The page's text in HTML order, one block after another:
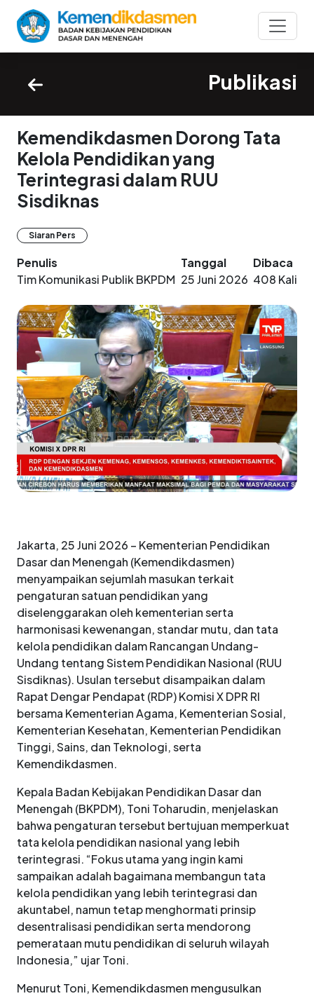
Publikasi
Kemendikdasmen Dorong Tata
Kelola Pendidikan yang
Terintegrasi dalam RUU
Sisdiknas
Siaran Pers
Penulis
Tim Komunikasi Publik BKPDM
Tanggal
25 Juni 2026
Dibaca
408 Kali
Jakarta, 25 Juni 2026 – Kementerian Pendidikan
Dasar dan Menengah (Kemendikdasmen)
menyampaikan sejumlah masukan terkait
pengaturan satuan pendidikan yang
diselenggarakan oleh kementerian serta
harmonisasi kewenangan, standar mutu, dan tata
kelola pendidikan dalam Rancangan Undang-
Undang tentang Sistem Pendidikan Nasional (RUU
Sisdiknas). Usulan tersebut disampaikan dalam
Rapat Dengar Pendapat (RDP) Komisi X DPR RI
bersama Kementerian Agama, Kementerian Sosial,
Kementerian Kesehatan, Kementerian Pendidikan
Tinggi, Sains, dan Teknologi, serta
Kemendikdasmen.
Kepala Badan Kebijakan Pendidikan Dasar dan
Menengah (BKPDM), Toni Toharudin, menjelaskan
bahwa pengaturan tersebut bertujuan memperkuat
tata kelola pendidikan nasional yang lebih
terintegrasi. “Fokus utama yang ingin kami
sampaikan adalah bagaimana membangun tata
kelola pendidikan yang lebih terintegrasi dan
akuntabel, namun tetap menghormati prinsip
desentralisasi pendidikan serta mendorong
pemerataan mutu pendidikan di seluruh wilayah
Indonesia,” ujar Toni.
Menurut Toni, Kemendikdasmen mengusulkan